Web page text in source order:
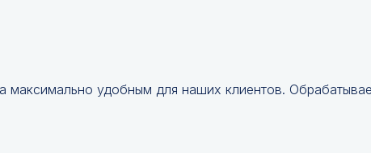
максимально удобным для наших клиентов.